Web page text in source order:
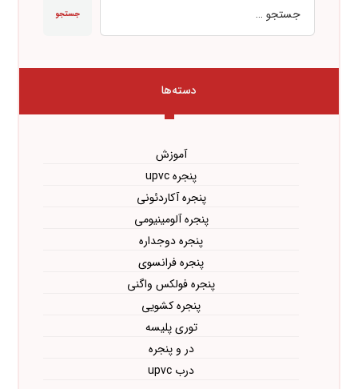
جستجو
دسته‌ها
آموزش
پنجره upvc
پنجره آکاردئونی
پنجره آلومینیومی
پنجره دوجداره
پنجره فرانسوی
پنجره فولکس واگنی
پنجره کشویی
توری پلیسه
در و پنجره
درب upvc